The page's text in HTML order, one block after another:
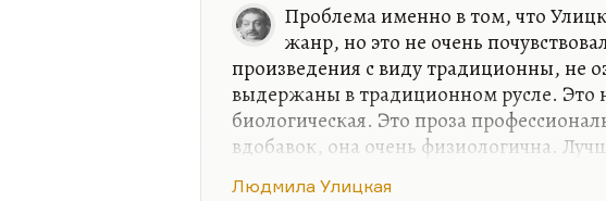
Проблема именно в том, что
жанр, но это не очень
произведения с виду традиционны, не
выдержаны в традиционном русле. Это
биологическая. Это проза
вдобавок, она очень физиологична.
Людмила Улицкая